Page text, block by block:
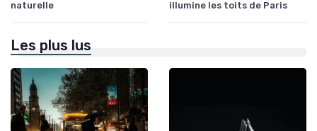
naturelle
illumine les toits de Paris
Les plus lus